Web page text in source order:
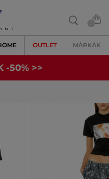
OUTLET MÁRKÁK
-50% >>